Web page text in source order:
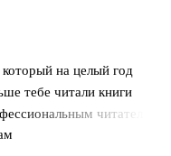
на целый год
тебе читали книги
читателем.
в него всё, что